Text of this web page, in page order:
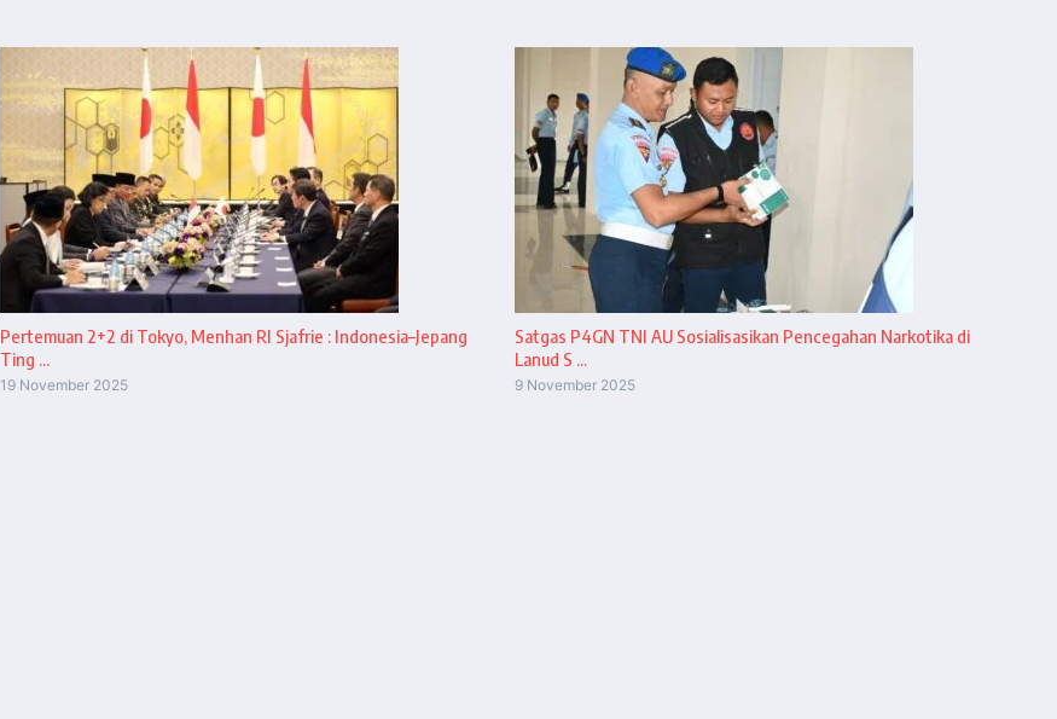
Pertemuan 2+2 di Tokyo, Menhan RI Sjafrie : Indonesia–Jepang
Ting ...
19 November 2025
Satgas P4GN TNI AU Sosialisasikan Pencegahan Narkotika di
Lanud S ...
9 November 2025